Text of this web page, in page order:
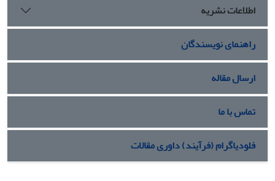
اطلاعات نشریه
راهنمای نویسندگان
ارسال مقاله
تماس با ما
فلودیاگرام (فرآیند) داوری مقالات